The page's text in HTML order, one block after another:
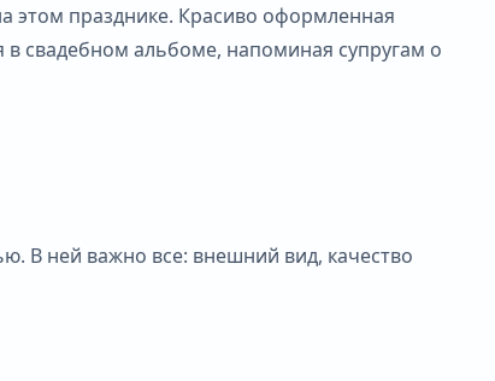
этом празднике. Красиво оформленная
свадебном альбоме, напоминая супругам о
В ней важно все: внешний вид, качество